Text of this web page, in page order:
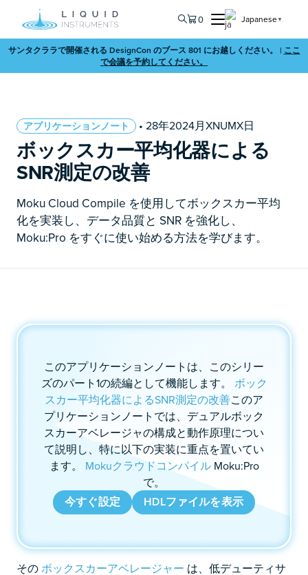
0 Japanese▼
サンタクララで開催される DesignCon のブース 801 にお越しください。 | ここ
で会議を予約してください。
アプリケーションノート • 28年2024月XNUMX日
ボックスカー平均化器による
SNR測定の改善
Moku Cloud Compile を使用してボックスカー平均
化を実装し、データ品質と SNR を強化し、
Moku:Pro をすぐに使い始める方法を学びます。
このアプリケーションノートは、このシリー
ズのパート1の続編として機能します。 ボック
スカー平均化器によるSNR測定の改善このア
プリケーションノートでは、デュアルボック
スカーアベレージャの構成と動作原理につい
て説明し、特に以下の実装に重点を置いてい
ます。 MokuクラウドコンパイルMoku:Pro
で。
今すぐ設定 HDLファイルを表示
そのボックスカーアベレージャー は、低デューティサ